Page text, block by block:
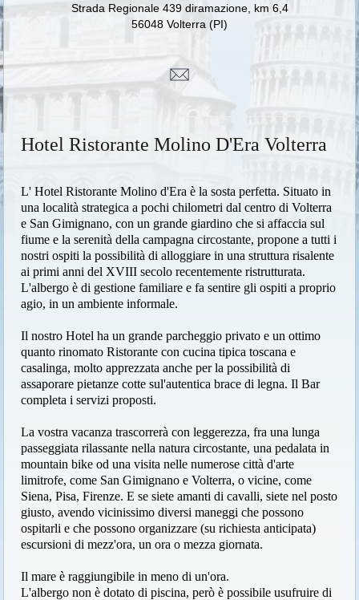
Strada Regionale 439 diramazione, km 6,4
56048 Volterra (PI)
Hotel Ristorante Molino D'Era Volterra
L' Hotel Ristorante Molino d'Era è la sosta perfetta. Situato in
una località strategica a pochi chilometri dal centro di Volterra
e San Gimignano, con un grande giardino che si affaccia sul
fiume e la serenità della campagna circostante, propone a tutti i
nostri ospiti la possibilità di alloggiare in una struttura risalente
ai primi anni del XVIII secolo recentemente ristrutturata.
L'albergo è di gestione familiare e fa sentire gli ospiti a proprio
agio, in un ambiente informale.
Il nostro Hotel ha un grande parcheggio privato e un ottimo
quanto rinomato Ristorante con cucina tipica toscana e
casalinga, molto apprezzata anche per la possibilità di
assaporare pietanze cotte sul'autentica brace di legna. Il Bar
completa i servizi proposti.
La vostra vacanza trascorrerà con leggerezza, fra una lunga
passeggiata rilassante nella natura circostante, una pedalata in
mountain bike od una visita nelle numerose città d'arte
limitrofe, come San Gimignano e Volterra, o vicine, come
Siena, Pisa, Firenze. E se siete amanti di cavalli, siete nel posto
giusto, avendo vicinissimo diversi maneggi che possono
ospitarli e che possono organizzare (su richiesta anticipata)
escursioni di mezz'ora, un ora o mezza giornata.
Il mare è raggiungibile in meno di un'ora.
L'albergo non è dotato di piscina, però è possibile usufruire di